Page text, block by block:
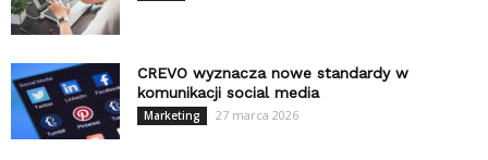
CREVO wyznacza nowe standardy w
komunikacji social media
Marketing 27 marca 2026